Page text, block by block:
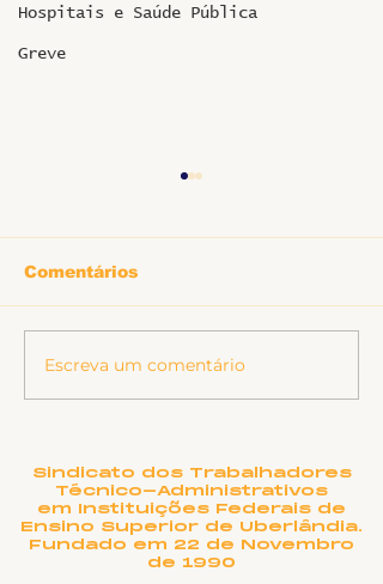
Hospitais e Saúde Pública
Greve
Ligeirinho 541 | Julho
Comentários
Escreva um comentário
Sindicato dos Trabalhadores
Técnico-Administrativos
em Instituições Federais de
Ensino Superior de Uberlândia.
Fundado em 22 de Novembro
de 1990